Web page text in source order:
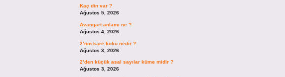
Kaç din var ?
Ağustos 5, 2026
Avangart anlamı ne ?
Ağustos 4, 2026
2’nin kare kökü nedir ?
Ağustos 3, 2026
2’den küçük asal sayılar küme midir ?
Ağustos 3, 2026